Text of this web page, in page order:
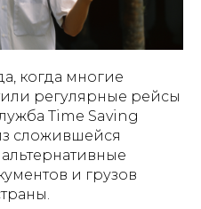
когда многие
регулярные рейсы
Time Saving
сложившейся
и грузов